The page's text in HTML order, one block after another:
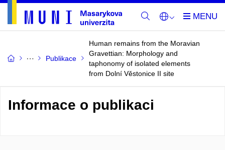
Publikace
Human remains from the Moravian
Gravettian: Morphology and
taphonomy of isolated elements
from Dolní Věstonice II site
Informace o publikaci